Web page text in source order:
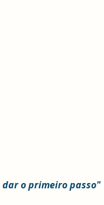
dar o primeiro passo"